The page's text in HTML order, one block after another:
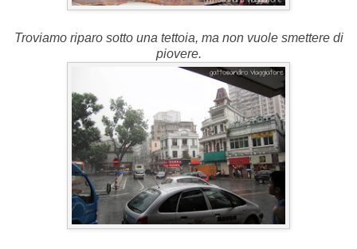
Troviamo riparo sotto una tettoia, ma non vuole smettere di
piovere.